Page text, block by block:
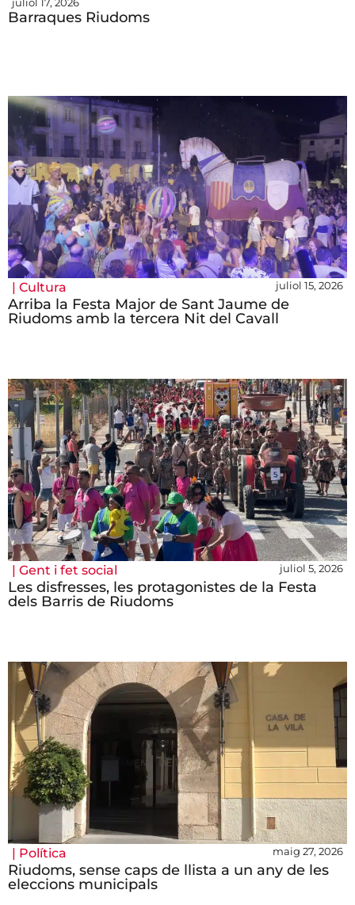
juliol 17, 2026
Barraques Riudoms
| Cultura juliol 15, 2026
Arriba la Festa Major de Sant Jaume de
Riudoms amb la tercera Nit del Cavall
| Gent i fet social juliol 5, 2026
Les disfresses, les protagonistes de la Festa
dels Barris de Riudoms
| Política maig 27, 2026
Riudoms, sense caps de llista a un any de les
eleccions municipals